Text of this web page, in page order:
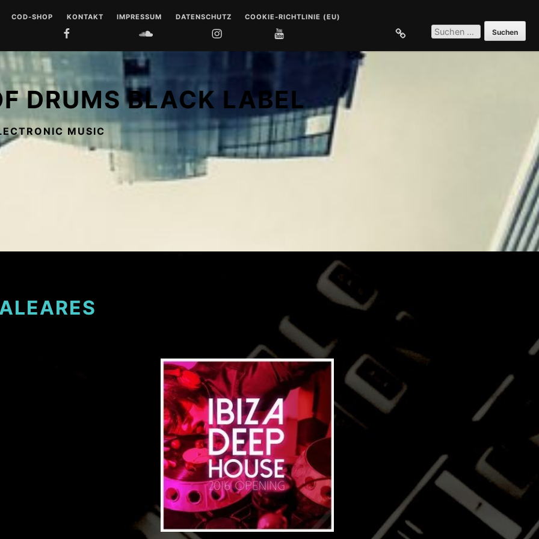
COD-SHOP KONTAKT IMPRESSUM DATENSCHUTZ COOKIE-RICHTLINIE (EU)
SOUNDCLOUD
SUCHEN
NACH:
DRUMS BLACK LABEL
MUSIC